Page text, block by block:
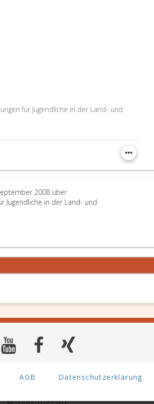
für Jugendliche in der Land- und
2008 über
Jugendliche in der Land- und
AGB Datenschutzerklärung